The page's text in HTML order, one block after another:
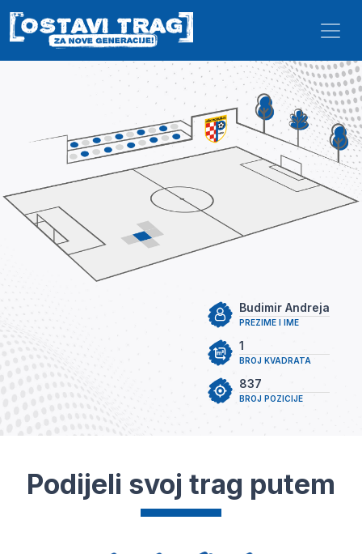
Skip to main content
PREZIME I IME
Budimir Andreja
BROJ KVADRATA
1
BROJ POZICIJE
837
Podijeli svoj trag putem